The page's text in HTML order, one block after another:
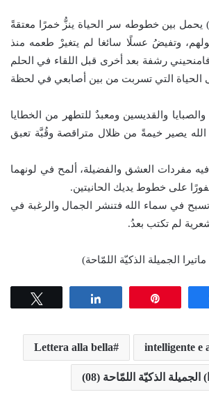
بين خطوطه سر الحياة ينزُّ خمرًا معتقةً
وتفيضُ عسلًا سائغا لم يتغيرْ طعمه منذ
رشفة بعد أخرى قبل اللقاء في الحلم
الحياة التي تسربت من بين أصابعي في لحظة
والقديسين ومعبدٌ للتطهر من الخطايا
يصير خيمةً من ظلال متراقصة وقُبَّة تعبق
مفردات العشق والفضيلة، ألمح في لونهما
على خطوط يديك الحانيتين.
في سماء الله فتنشر الجمال والرغبة في
لم تكتب بعدُ.
الجميلة الذكيّة اللمّاحة)
intelligente e
Lettera alla bella
الذكيّة اللمّاحة (08)